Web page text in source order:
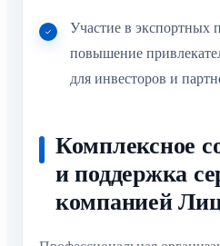
Участие в экспортных
повышение
для инвесторов и
Комплексное
и поддержка
компанией